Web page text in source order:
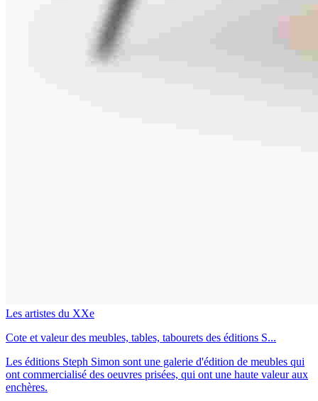
Les artistes du XXe
Cote et valeur des meubles, tables, tabourets des éditions S...
Les éditions Steph Simon sont une galerie d'édition de meubles qui
ont commercialisé des oeuvres prisées, qui ont une haute valeur aux
enchères.